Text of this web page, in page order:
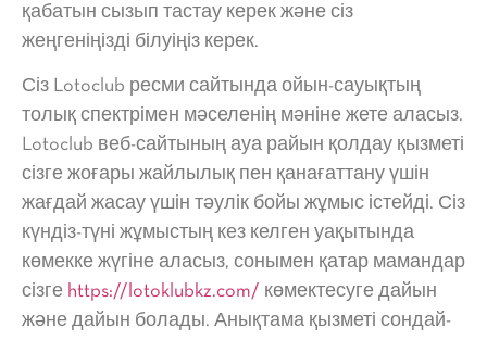
қабатын сызып тастау керек және сіз
жеңгеніңізді білуіңіз керек.
Сіз Lotoclub ресми сайтында ойын-сауықтың
толық спектрімен мәселенің мәніне жете аласыз.
Lotoclub веб-сайтының ауа райын қолдау қызметі
сізге жоғары жайлылық пен қанағаттану үшін
жағдай жасау үшін тәулік бойы жұмыс істейді. Сіз
күндіз-түні жұмыстың кез келген уақытында
көмекке жүгіне аласыз, сонымен қатар мамандар
сізге https://lotoklubkz.com/ көмектесуге дайын
және дайын болады. Анықтама қызметі сондай-